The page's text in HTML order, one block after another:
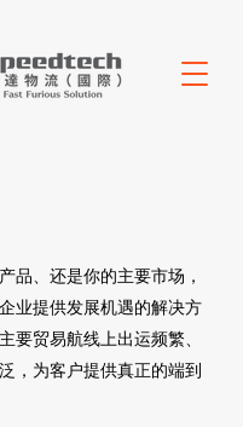
品、还是你的主要市场，
业提供发展机遇的解决方
要贸易航线上出运频繁、
，为客户提供真正的端到